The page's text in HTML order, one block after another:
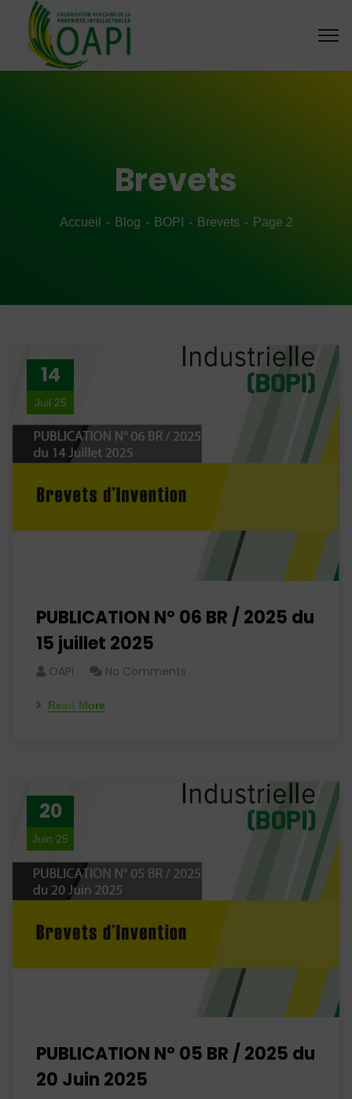
Brevets
Accueil Blog BOPI Brevets Page 2
14
Juil 25
PUBLICATION N° 06 BR / 2025 du
15 juillet 2025
OAPI No Comments
Read More
20
Juin 25
PUBLICATION N° 05 BR / 2025 du
20 Juin 2025